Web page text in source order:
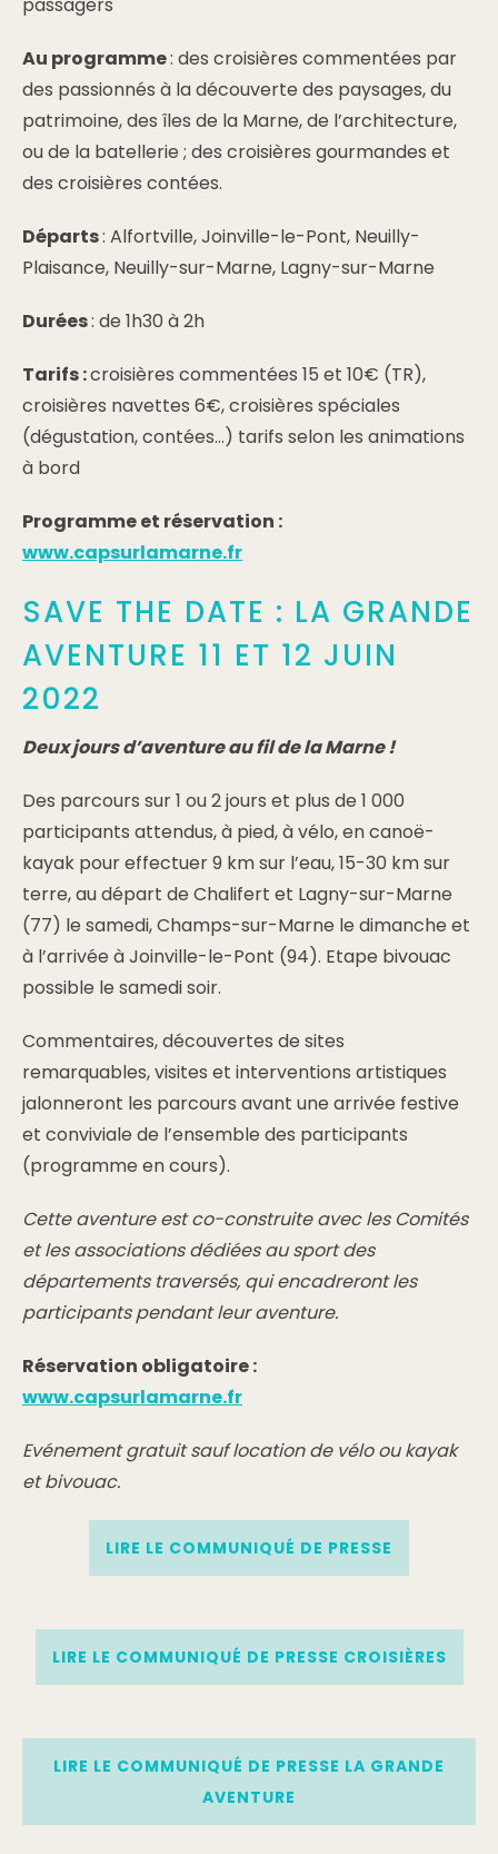
Au programme: des croisières commentées par
des passionnés à la découverte des paysages, du
patrimoine, des îles de la Marne, de l’architecture,
ou de la batellerie ; des croisières gourmandes et
des croisières contées.
Départs: Alfortville, Joinville-le-Pont, Neuilly-
Plaisance, Neuilly-sur-Marne, Lagny-sur-Marne
Durées: de 1h30 à 2h
Tarifs :croisières commentées 15 et 10€ (TR),
croisières navettes 6€, croisières spéciales
(dégustation, contées…) tarifs selon les animations
à bord
Programme et réservation :
www.capsurlamarne.fr
SAVE THE DATE : LA GRANDE
AVENTURE 11 ET 12 JUIN
2022
Deux jours d’aventure au fil de la Marne !
Des parcours sur 1 ou 2 jours et plus de 1 000
participants attendus, à pied, à vélo, en canoë-
kayak pour effectuer 9 km sur l’eau, 15-30 km sur
terre, au départ de Chalifert et Lagny-sur-Marne
(77) le samedi, Champs-sur-Marne le dimanche et
à l’arrivée à Joinville-le-Pont (94). Etape bivouac
possible le samedi soir.
Commentaires, découvertes de sites
remarquables, visites et interventions artistiques
jalonneront les parcours avant une arrivée festive
et conviviale de l’ensemble des participants
(programme en cours).
Cette aventure est co-construite avec les Comités
et les associations dédiées au sport des
départements traversés, qui encadreront les
participants pendant leur aventure.
Réservation obligatoire :
www.capsurlamarne.fr
Evénement gratuit sauf location de vélo ou kayak
et bivouac.
LIRE LE COMMUNIQUÉ DE PRESSE
LIRE LE COMMUNIQUÉ DE PRESSE CROISIÈRES
LIRE LE COMMUNIQUÉ DE PRESSE LA GRANDE
AVENTURE